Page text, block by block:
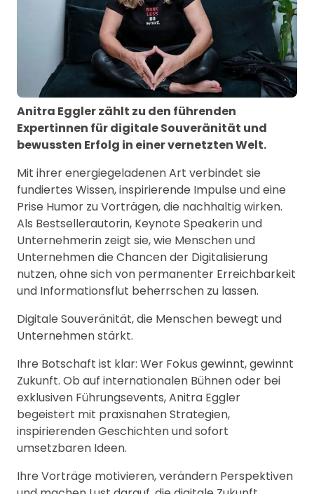
Anitra Eggler zählt zu den führenden
Expertinnen für digitale Souveränität und
bewussten Erfolg in einer vernetzten Welt.
Mit ihrer energiegeladenen Art verbindet sie
fundiertes Wissen, inspirierende Impulse und eine
Prise Humor zu Vorträgen, die nachhaltig wirken.
Als Bestsellerautorin, Keynote Speakerin und
Unternehmerin zeigt sie, wie Menschen und
Unternehmen die Chancen der Digitalisierung
nutzen, ohne sich von permanenter Erreichbarkeit
und Informationsflut beherrschen zu lassen.
Digitale Souveränität, die Menschen bewegt und
Unternehmen stärkt.
Ihre Botschaft ist klar: Wer Fokus gewinnt, gewinnt
Zukunft. Ob auf internationalen Bühnen oder bei
exklusiven Führungsevents, Anitra Eggler
begeistert mit praxisnahen Strategien,
inspirierenden Geschichten und sofort
umsetzbaren Ideen.
Ihre Vorträge motivieren, verändern Perspektiven